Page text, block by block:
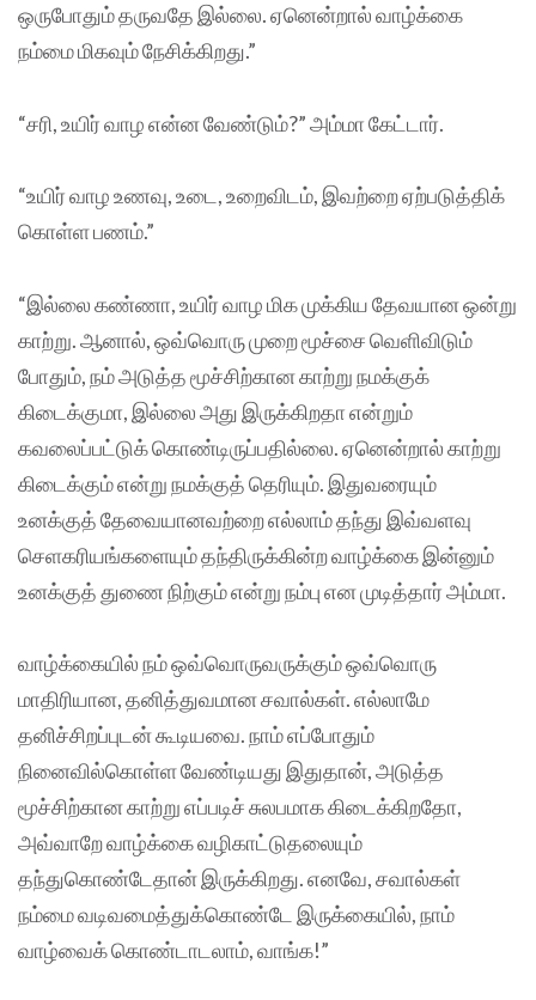
ஒருபோதும் தருவதே இல்லை. ஏனென்றால் வாழ்க்கை
நம்மை மிகவும் நேசிக்கிறது.”
“சரி, உயிர் வாழ என்ன வேண்டும்?” அம்மா கேட்டார்.
“உயிர் வாழ உணவு, உடை, உறைவிடம், இவற்றை ஏற்படுத்திக்
கொள்ள பணம்.”
“இல்லை கண்ணா, உயிர் வாழ மிக முக்கிய தேவயான ஒன்று
காற்று. ஆனால், ஒவ்வொரு முறை மூச்சை வெளிவிடும்
போதும், நம் அடுத்த மூச்சிற்கான காற்று நமக்குக்
கிடைக்குமா, இல்லை அது இருக்கிறதா என்றும்
கவலைப்பட்டுக் கொண்டிருப்பதில்லை. ஏனென்றால் காற்று
கிடைக்கும் என்று நமக்குத் தெரியும். இதுவரையும்
உனக்குத் தேவையானவற்றை எல்லாம் தந்து இவ்வளவு
செளகரியங்களையும் தந்திருக்கின்ற வாழ்க்கை இன்னும்
உனக்குத் துணை நிற்கும் என்று நம்பு என முடித்தார் அம்மா.
வாழ்க்கையில் நம் ஒவ்வொருவருக்கும் ஒவ்வொரு
மாதிரியான, தனித்துவமான சவால்கள். எல்லாமே
தனிச்சிறப்புடன் கூடியவை. நாம் எப்போதும்
நினைவில்கொள்ள வேண்டியது இதுதான், அடுத்த
மூச்சிற்கான காற்று எப்படிச் சுலபமாக கிடைக்கிறதோ,
அவ்வாறே வாழ்க்கை வழிகாட்டுதலையும்
தந்துகொண்டேதான் இருக்கிறது. எனவே, சவால்கள்
நம்மை வடிவமைத்துக்கொண்டே இருக்கையில், நாம்
வாழ்வைக் கொண்டாடலாம், வாங்க!”